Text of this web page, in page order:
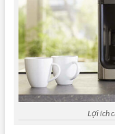
Lợi ích